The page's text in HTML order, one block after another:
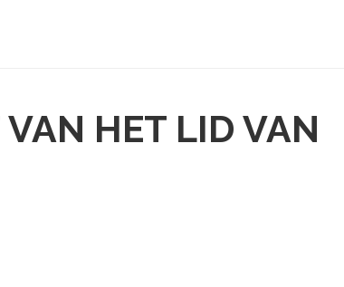
HET LID VAN